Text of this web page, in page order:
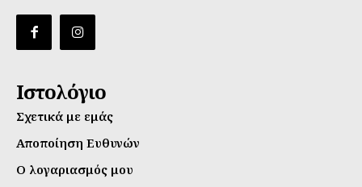
Ιστολόγιο
Σχετικά με εμάς
Αποποίηση Ευθυνών
Ο λογαριασμός μου